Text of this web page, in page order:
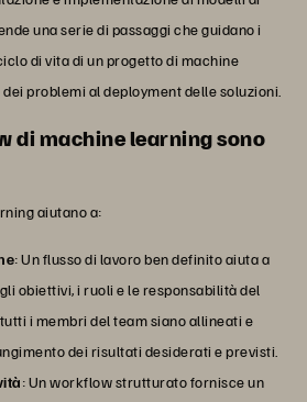
una serie di passaggi che guidano i
di vita di un progetto di machine
problemi al deployment delle soluzioni.
di machine learning sono
aiutano a:
: Un flusso di lavoro ben definito aiuta a
obiettivi, i ruoli e le responsabilità del
i membri del team siano allineati e
dei risultati desiderati e previsti.
: Un workflow strutturato fornisce un